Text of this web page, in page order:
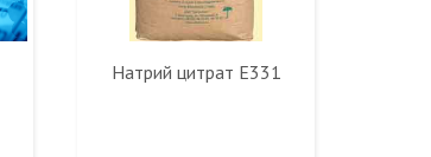
Натрий цитрат E331